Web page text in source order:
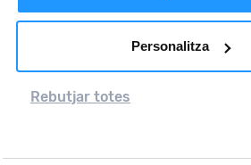
Personalitza
Rebutjar totes